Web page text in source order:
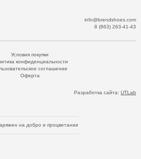
info@brendshoes.com
8 (863) 263-41-43
Условия покупки
конфиденциальности
соглашение
Оферта
Разработка сайта: UTLab
на добро и процветание